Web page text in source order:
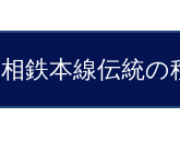
相鉄本線伝統の